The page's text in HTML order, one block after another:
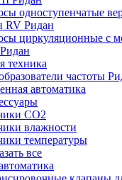
одноступенчатые
RV Ридан
циркуляционные с
техника
частоты
автоматика
CO2
влажности
температуры
все